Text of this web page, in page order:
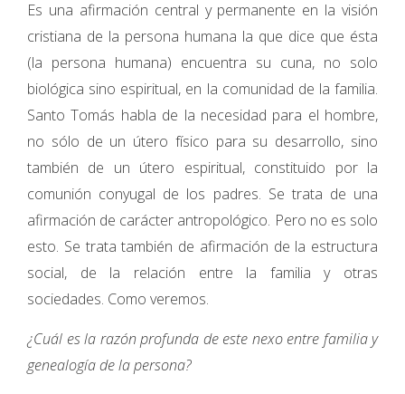
Es una afirmación central y permanente en la visión
cristiana de la persona humana la que dice que ésta
(la persona humana) encuentra su cuna, no solo
biológica sino espiritual, en la comunidad de la familia.
Santo Tomás habla de la necesidad para el hombre,
no sólo de un útero físico para su desarrollo, sino
también de un útero espiritual, constituido por la
comunión conyugal de los padres. Se trata de una
afirmación de carácter antropológico. Pero no es solo
esto. Se trata también de afirmación de la estructura
social, de la relación entre la familia y otras
sociedades. Como veremos.
¿Cuál es la razón profunda de este nexo entre familia y
genealogía de la persona?